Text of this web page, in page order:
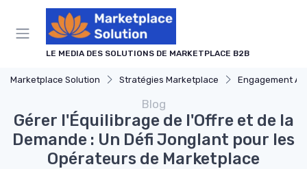
LE MEDIA DES SOLUTIONS DE MARKETPLACE B2B
Marketplace Solution Stratégies Marketplace Engagement
Blog
Gérer l'Équilibrage de l'Offre et de la
Demande : Un Défi Jonglant pour les
Opérateurs de Marketplace
Panneau de gestion des cookies